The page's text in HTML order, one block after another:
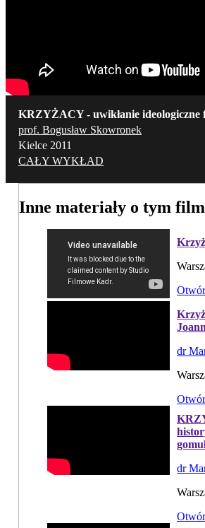
KRZYŻACY - uwikłanie ideologiczne
prof. Bogusław Skowronek
Kielce 2011
CAŁY WYKŁAD
Inne materiały o tym
dr
dr